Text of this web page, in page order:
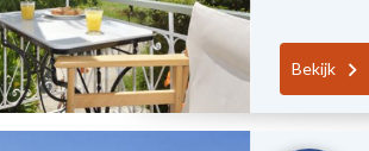
Bekijk